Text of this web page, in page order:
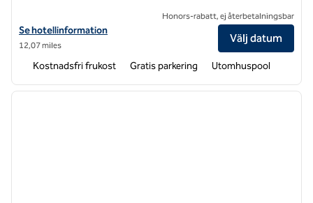
Visa hotelluppgifter för Hampton Inn & Suites Huntersville
Se hotellinformation
12,07 miles
Honors-rabatt, ej återbetalningsbar
Välj datum
Kostnadsfri frukost Gratis parkering Utomhuspool
1 av 12
nästa